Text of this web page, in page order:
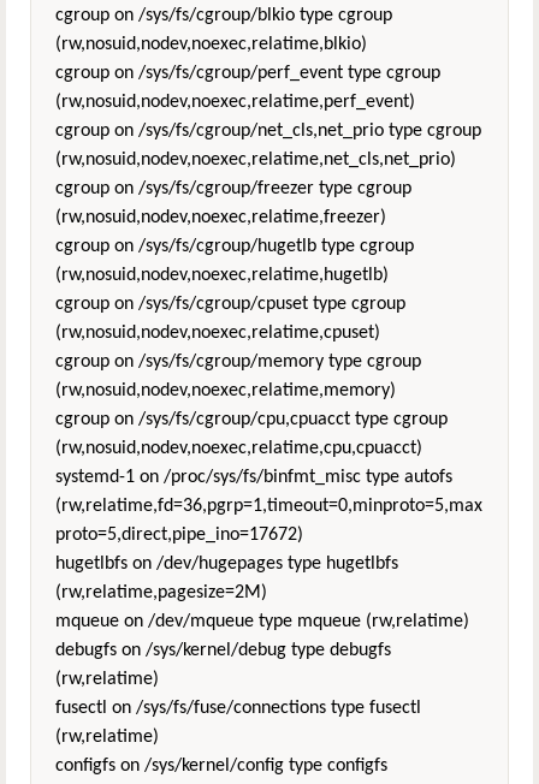
cgroup on /sys/fs/cgroup/blkio type cgroup
(rw,nosuid,nodev,noexec,relatime,blkio)
cgroup on /sys/fs/cgroup/perf_event type cgroup
(rw,nosuid,nodev,noexec,relatime,perf_event)
cgroup on /sys/fs/cgroup/net_cls,net_prio type cgroup
(rw,nosuid,nodev,noexec,relatime,net_cls,net_prio)
cgroup on /sys/fs/cgroup/freezer type cgroup
(rw,nosuid,nodev,noexec,relatime,freezer)
cgroup on /sys/fs/cgroup/hugetlb type cgroup
(rw,nosuid,nodev,noexec,relatime,hugetlb)
cgroup on /sys/fs/cgroup/cpuset type cgroup
(rw,nosuid,nodev,noexec,relatime,cpuset)
cgroup on /sys/fs/cgroup/memory type cgroup
(rw,nosuid,nodev,noexec,relatime,memory)
cgroup on /sys/fs/cgroup/cpu,cpuacct type cgroup
(rw,nosuid,nodev,noexec,relatime,cpu,cpuacct)
systemd-1 on /proc/sys/fs/binfmt_misc type autofs
(rw,relatime,fd=36,pgrp=1,timeout=0,minproto=5,max
proto=5,direct,pipe_ino=17672)
hugetlbfs on /dev/hugepages type hugetlbfs
(rw,relatime,pagesize=2M)
mqueue on /dev/mqueue type mqueue (rw,relatime)
debugfs on /sys/kernel/debug type debugfs
(rw,relatime)
fusectl on /sys/fs/fuse/connections type fusectl
(rw,relatime)
configfs on /sys/kernel/config type configfs